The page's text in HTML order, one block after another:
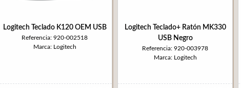
Logitech Teclado K120 OEM USB
Referencia: 920-002518
Marca: Logitech
Logitech Teclado+ Ratón MK330
USB Negro
Referencia: 920-003978
Marca: Logitech